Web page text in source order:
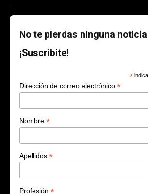
No te pierdas ninguna noticia
¡Suscribite!
*
Dirección de correo electrónico *
Nombre *
Apellidos *
Profesión